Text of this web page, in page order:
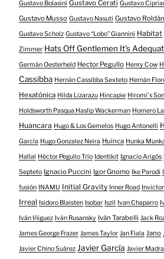
Gustavo Bolasini Gustavo Cerati Gustavo
Gustavo Musso Gustavo Nasuti Gustavo Roldán
Gustavo Scholz Gustavo “Lobo” Giannini Habitat
Zimmer Hats Off Gentlemen It's
Germán Oesterheld Hector Pegullo Henry Cow
Cassibba Hernán Cassibba Sexteto Hernán
Hexatónica Hilda Lizarazu Hincapie Hiromi's
Holdsworth Pasqua Haslip Wackerman Homero
Huancara Hugo & Los Gemelos Hugo Antonelli
García Hugo Gonzalez Neira Huinca Hunka
Hallal
Héctor Pegullo Trío Identikit Ignacio Arigós
Septeto Ignacio Puccini Igor Gnomo Ike Parodi
fusión INAMU Initial Gravity Inner Road Invictor
Irreal Isidoro Blaisten Isobar Iszil Ivan Chaparro
Iván Iñiguez Iván Rusansky Iván Tarabelli Jack
James George Frazer James Taylor Jan Fiala Jano
Javier Chino Suárez Javier García Javier